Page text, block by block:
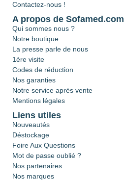
Contactez-nous !
A propos de Sofamed.com
Qui sommes nous ?
Notre boutique
La presse parle de nous
1ère visite
Codes de réduction
Nos garanties
Notre service après vente
Mentions légales
Liens utiles
Nouveautés
Déstockage
Foire Aux Questions
Mot de passe oublié ?
Nos partenaires
Nos marques